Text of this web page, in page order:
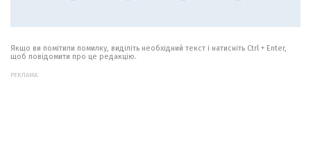
Якщо ви помітили помилку, виділіть необхідний текст і натисніть Ctrl + Enter,
щоб повідомити про це редакцію.
РЕКЛАМА: